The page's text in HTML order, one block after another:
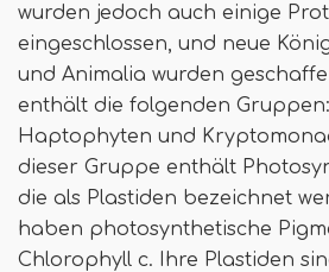
wurden jedoch auch einige
eingeschlossen, und neue
und Animalia wurden
enthält die folgenden
Haptophyten und
dieser Gruppe enthält
die als Plastiden bezeichnet
haben photosynthetische
Chlorophyll c. Ihre Plastiden